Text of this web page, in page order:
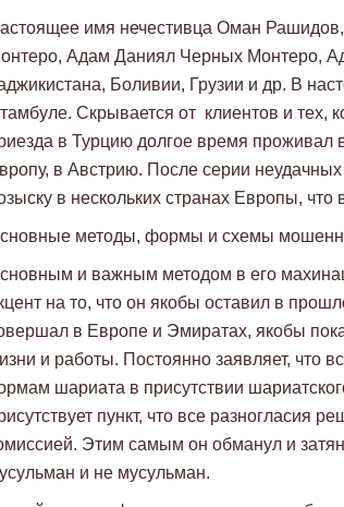
имя нечестивца Оман
Адам Даниял Черных Монтеро,
Боливии, Грузии и др. В
Скрывается от клиентов и тех,
в Турцию долгое время
в Австрию. После серии
в нескольких странах Европы,
методы, формы и схемы
и важным методом в его
на то, что он якобы оставил в
в Европе и Эмиратах, якобы
и работы. Постоянно заявляет, что
шариата в присутствии
пункт, что все разногласия
Этим самым он обманул и
и не мусульман.